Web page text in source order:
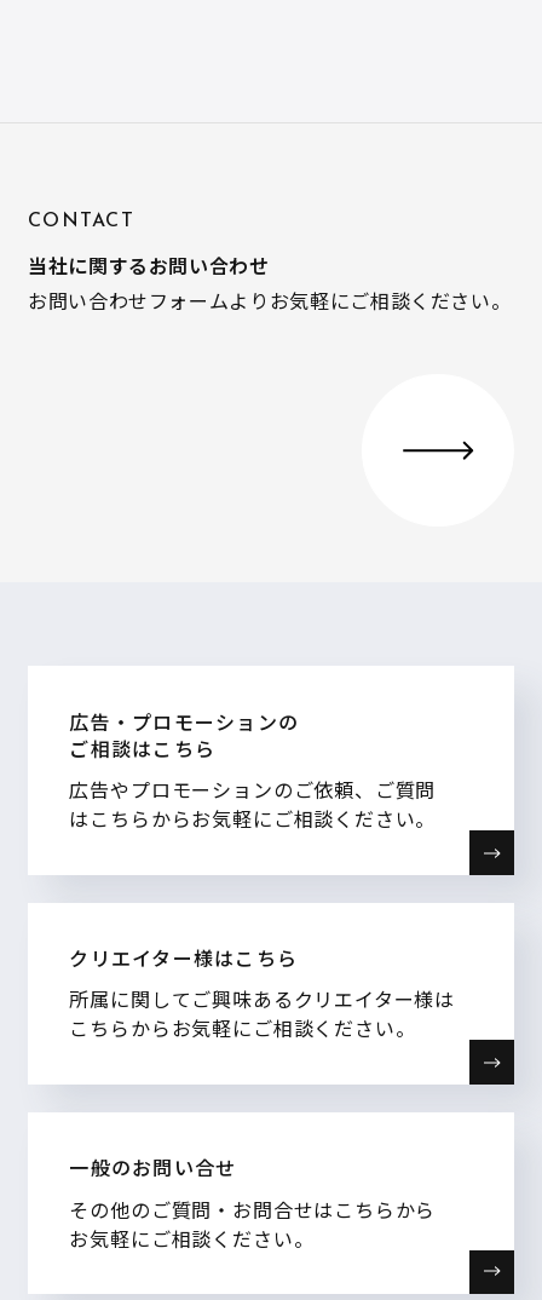
CONTACT
当社に関するお問い合わせ
お問い合わせフォームよりお気軽にご相談ください。
広告・プロモーションの
ご相談はこちら
広告やプロモーションのご依頼、ご質問
はこちらからお気軽にご相談ください。
クリエイター様はこちら
所属に関してご興味あるクリエイター様は
こちらからお気軽にご相談ください。
一般のお問い合せ
その他のご質問・お問合せはこちらから
お気軽にご相談ください。